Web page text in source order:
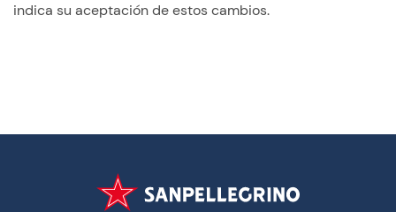
indica su aceptación de estos cambios.